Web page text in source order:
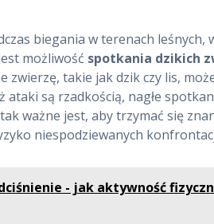
biegania w terenach leśnych,
możliwość spotkania dzikich
zwierzę, takie jak dzik czy lis,
są rzadkością, nagłe
ważne jest, aby trzymać się
niespodziewanych
- jak aktywność